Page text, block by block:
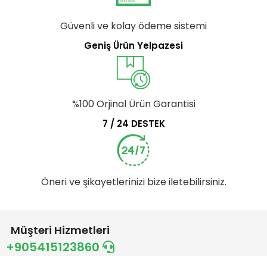
Güvenli ve kolay ödeme sistemi
Geniş Ürün Yelpazesi
%100 Orjinal Ürün Garantisi
7 / 24 DESTEK
Öneri ve şikayetlerinizi bize iletebilirsiniz.
Müşteri Hizmetleri
+905415123860